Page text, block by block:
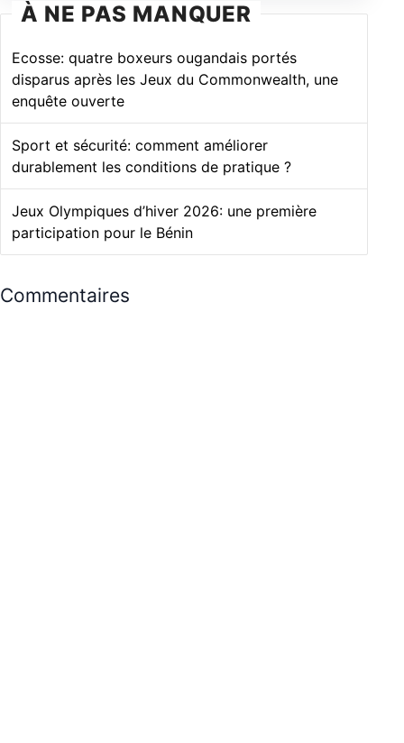
À NE PAS MANQUER
Ecosse: quatre boxeurs ougandais portés
disparus après les Jeux du Commonwealth, une
enquête ouverte
Sport et sécurité: comment améliorer
durablement les conditions de pratique ?
Jeux Olympiques d’hiver 2026: une première
participation pour le Bénin
Commentaires